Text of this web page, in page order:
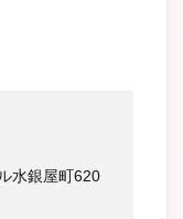
水銀屋町620